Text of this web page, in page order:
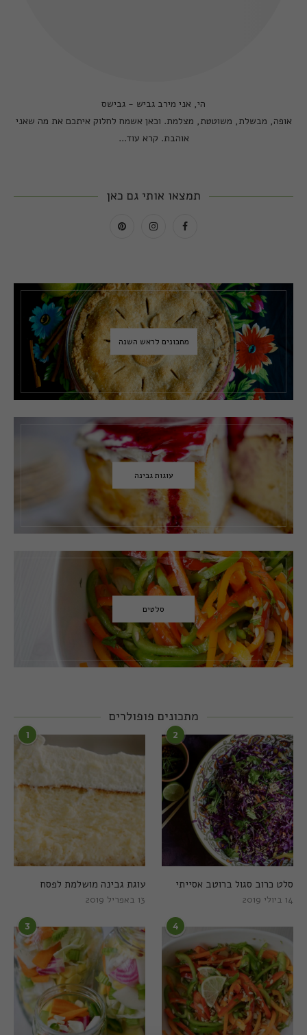
הי, אני מירב גביש - גבישס
אופה, מבשלת, משוטטת, מצלמת. וכאן אשמח לחלוק איתכם את מה שאני
אוהבת. קרא עוד...
תמצאו אותי גם כאן
מתכונים לראש השנה
עוגות גבינה
סלטים
מתכונים פופולרים
1
עוגת גבינה מושלמת לפסח
13 באפריל 2019
2
סלט כרוב סגול ברוטב אסייתי
14 ביולי 2019
3 4